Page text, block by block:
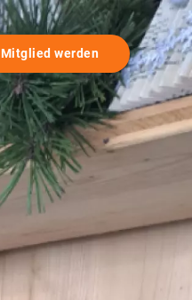
Mitglied werden